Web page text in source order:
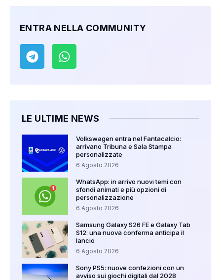
ENTRA NELLA COMMUNITY
LE ULTIME NEWS
Volkswagen entra nel Fantacalcio:
arrivano Tribuna e Sala Stampa
personalizzate
6 Agosto 2026
WhatsApp: in arrivo nuovi temi con
sfondi animati e più opzioni di
personalizzazione
6 Agosto 2026
Samsung Galaxy S26 FE e Galaxy Tab
S12: una nuova conferma anticipa il
lancio
6 Agosto 2026
Sony PS5: nuove confezioni con un
avviso sui giochi digitali dal 2028